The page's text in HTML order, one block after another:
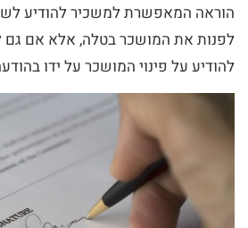
הוראה המאפשרת למשכיר להודיע
לפנות את המושכר בטלה, אלא אם גם
להודיע על פינוי המושכר על ידו